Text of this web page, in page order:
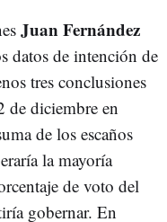
Juan Fernández
datos de intención de
tres conclusiones
de diciembre en
de los escaños
la mayoría
de voto del
gobernar. En